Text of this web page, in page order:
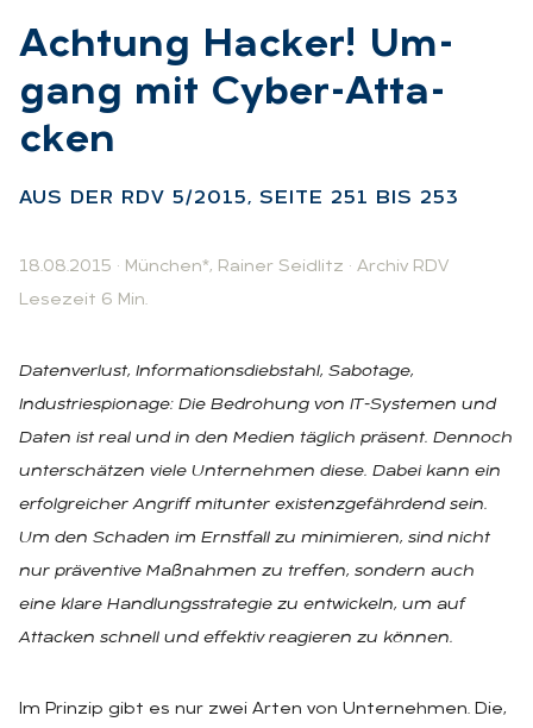
:
Ach­tung Ha­cker! Um­
gang mit Cy­ber-At­ta­
cken
AUS DER RDV 5/2015, SEI­TE 251 BIS 253
18.08.2015 · München*, Rainer Seidlitz · Archiv RDV
Lesezeit 6 Min.
Datenverlust, Informationsdiebstahl, Sabotage,
Industriespionage: Die Bedrohung von IT-Systemen und
Daten ist real und in den Medien täglich präsent. Dennoch
unterschätzen viele Unternehmen diese. Dabei kann ein
erfolgreicher Angriff mitunter existenzgefährdend sein.
Um den Schaden im Ernstfall zu minimieren, sind nicht
nur präventive Maßnahmen zu treffen, sondern auch
eine klare Handlungsstrategie zu entwickeln, um auf
Attacken schnell und effektiv reagieren zu können.
Im Prinzip gibt es nur zwei Arten von Unternehmen. Die,